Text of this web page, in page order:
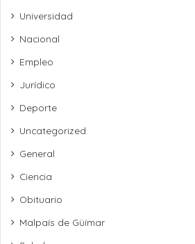
Universidad
Nacional
Empleo
Jurídico
Deporte
Uncategorized
General
Ciencia
Obituario
Malpaís de Güímar